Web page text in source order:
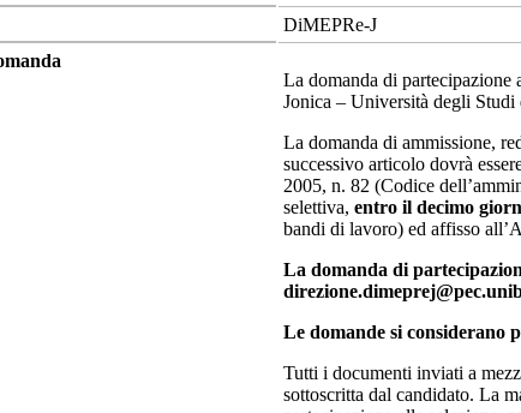
DiMEPRe-J
La domanda di partecipazione
Jonica – Università degli Studi
La domanda di ammissione,
successivo articolo dovrà
2005, n. 82 (Codice
selettiva, entro il decimo
bandi di lavoro) ed affisso
La domanda di
Le domande si considerano
Tutti i documenti inviati a
sottoscritta dal candidato. La